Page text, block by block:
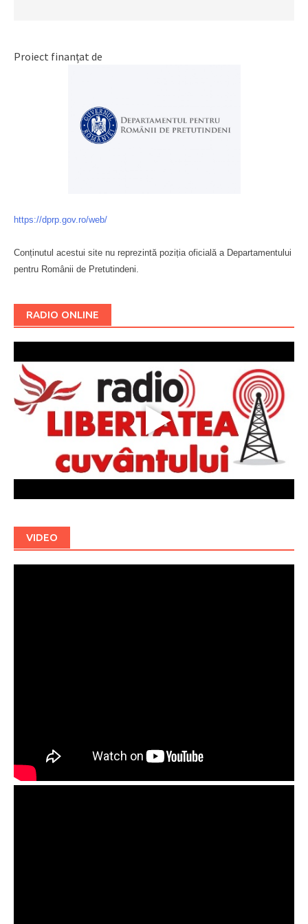
Proiect finanțat de
https://dprp.gov.ro/web/
Conținutul acestui site nu reprezintă poziția oficială a Departamentului
pentru Românii de Pretutindeni.
RADIO ONLINE
VIDEO